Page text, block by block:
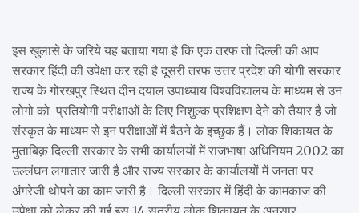
इस खुलासे के जरिये यह बताया गया है कि एक तरफ तो दिल्ली की आप
सरकार हिंदी की उपेक्षा कर रही है दूसरी तरफ उत्तर प्रदेश की योगी सरकार
राज्य के गोरखपुर स्थित दीन दयाल उपाध्याय विश्वविद्यालय के माध्यम से उन
लोगो को प्रतियोगी परीक्षाओं के लिए निशुल्क प्रशिक्षण देने को तैयार है जो
संस्कृत के माध्यम से इन परीक्षाओं में बैठने के इच्छुक हैं। लोक शिकायत के
मुताबिक़ दिल्ली सरकार के सभी कार्यालयों में राजभाषा अधिनियम 2002 का
उल्लंघन लगातार जारी है और राज्य सरकार के कार्यालयों में जनता पर
अंगरेजी थोपने का काम जारी है। दिल्ली सरकार में हिंदी के कामकाज की